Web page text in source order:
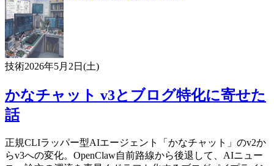
技術2026年5月2日(土)
かなチャット v3とブログ特化に寄せた
話
正規CLIラッパー型AIエージェント「かなチャット」のv2か
らv3への変化。OpenClaw自前路線から後退して、AIニュー